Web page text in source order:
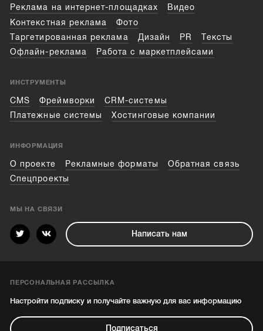
Реклама на интернет-площадках
Видео
Контекстная реклама
Фото
Таргетированная реклама
Дизайн PR
Тексты
Офлайн-реклама
Работа с маркетплейсами
ИНСТРУМЕНТЫ
CMS Фреймворки
CRM-системы
Платежные системы
Хостинговые компании
ИНФОРМАЦИЯ
О проекте Рекламные форматы
Обратная связь
Спецпроекты
МЫ НА СВЯЗИ
Написать нам
ПЕРСОНАЛЬНАЯ РАССЫЛКА
Настройти подписку и получайте важную для вас информацию
Подписаться